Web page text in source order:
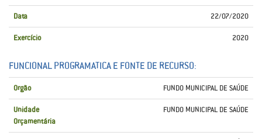
Data 22/07/2020
Exercício 2020
FUNCIONAL PROGRAMATICA E FONTE DE RECURSO:
Orgão FUNDO MUNICIPAL DE SAÚDE
Unidade
Orçamentária
FUNDO MUNICIPAL DE SAÚDE